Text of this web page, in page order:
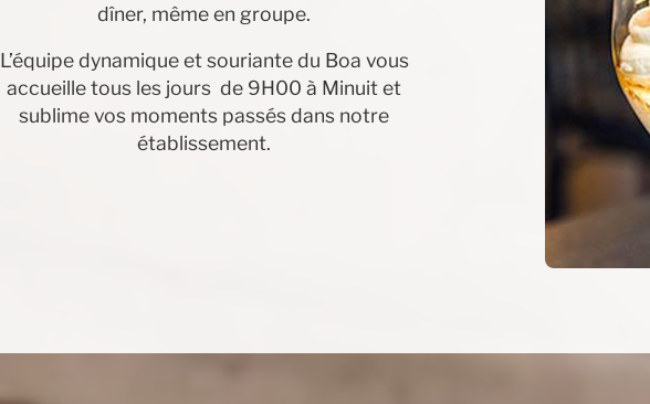
dîner, même en groupe.
L’équipe dynamique et souriante du Boa vous
accueille tous les jours de 9H00 à Minuit et
sublime vos moments passés dans notre
établissement.